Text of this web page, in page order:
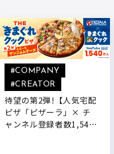
待望の第2弾!【人気宅配
ピザ「ピザーラ」× チ
ャンネル登録者数1,540
#COMPANY
#CREATOR